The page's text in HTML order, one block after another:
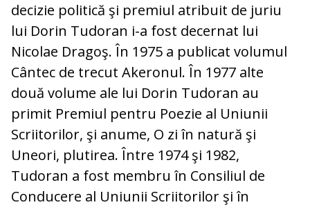
decizie politică şi premiul atribuit de juriu
lui Dorin Tudoran i-a fost decernat lui
Nicolae Dragoş. În 1975 a publicat volumul
Cântec de trecut Akeronul. În 1977 alte
două volume ale lui Dorin Tudoran au
primit Premiul pentru Poezie al Uniunii
Scriitorilor, şi anume, O zi în natură şi
Uneori, plutirea. Între 1974 şi 1982,
Tudoran a fost membru în Consiliul de
Conducere al Uniunii Scriitorilor şi în